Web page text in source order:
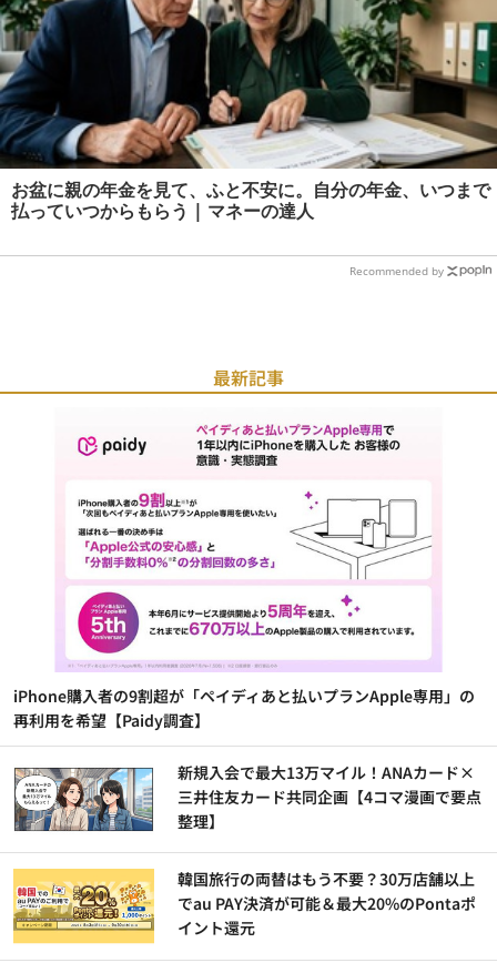
お盆に親の年金を見て、ふと不安に。自分の年金、いつまで
払っていつからもらう | マネーの達人
Recommended by
最新記事
iPhone購入者の9割超が「ペイディあと払いプランApple専用」の
再利用を希望【Paidy調査】
新規入会で最大13万マイル！ANAカード×
三井住友カード共同企画【4コマ漫画で要点
整理】
韓国旅行の両替はもう不要？30万店舗以上
でau PAY決済が可能＆最大20%のPontaポ
イント還元